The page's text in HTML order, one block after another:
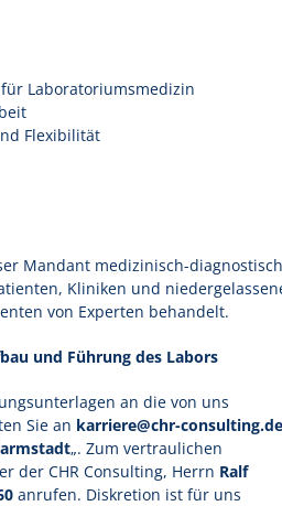
Laboratoriumsmedizin
Flexibilität
Mandant medizinisch-
Kliniken und
von Experten behandelt.
und Führung des Labors
an die von uns
Sie an karriere@chr-consulting.de
„. Zum vertraulichen
der CHR Consulting, Herrn Ralf
anrufen. Diskretion ist für uns